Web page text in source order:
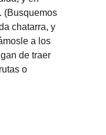
(Busquemos
chatarra, y
a los
de traer
o